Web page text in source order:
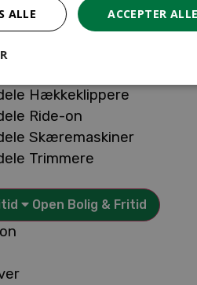
Løvblæsere
Motorsave
Plæneklippere
Hækkeklippere
Ride-on
Skæremaskiner
Trimmere
Open Bolig & Fritid
ACCEPTER
ALLE